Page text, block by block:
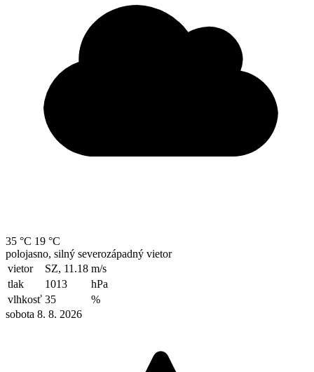
35 °C 19 °C
polojasno, silný severozápadný vietor
vietor
SZ, 11.18 m/s
tlak
1013
hPa
vlhkosť 35
%
sobota 8. 8. 2026